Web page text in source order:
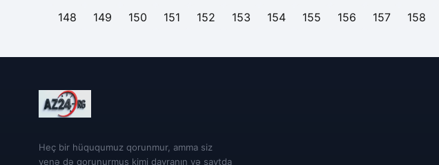
148
149 150 151 152 153 154 155 156 157 158
Heç bir hüququmuz qorunmur, amma siz
yenə də qorunurmuş kimi davranın və saytda